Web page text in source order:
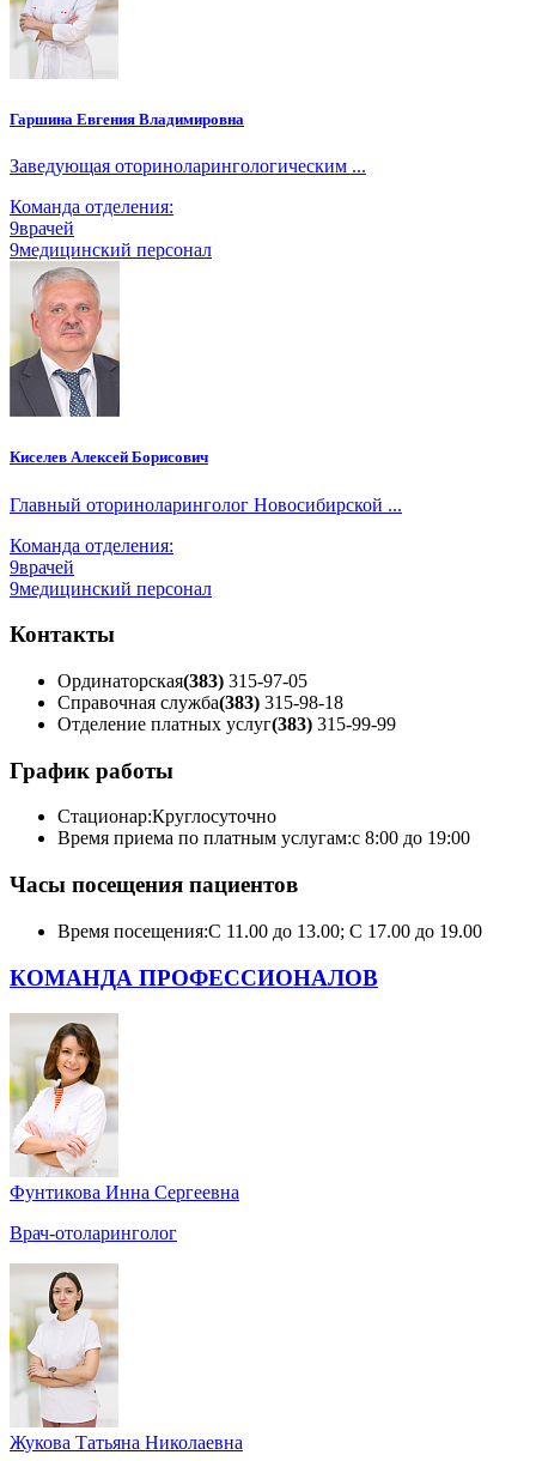
Гаршина Евгения Владимировна
Заведующая оториноларингологическим ...
Команда отделения:
9врачей
9медицинский персонал
Киселев Алексей Борисович
Главный оториноларинголог Новосибирской ...
Команда отделения:
9врачей
9медицинский персонал
Контакты
Ординаторская(383) 315-97-05
Справочная служба(383) 315-98-18
Отделение платных услуг(383) 315-99-99
График работы
Стационар:Круглосуточно
Время приема по платным услугам:с 8:00 до 19:00
Часы посещения пациентов
Время посещения:С 11.00 до 13.00; С 17.00 до 19.00
КОМАНДА ПРОФЕССИОНАЛОВ
Фунтикова Инна Сергеевна
Врач-отоларинголог
Жукова Татьяна Николаевна